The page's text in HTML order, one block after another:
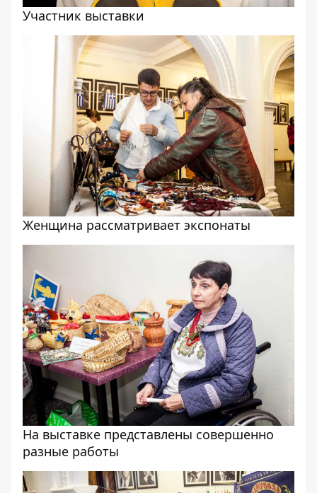
Участник выставки
Женщина рассматривает экспонаты
На выставке представлены совершенно
разные работы